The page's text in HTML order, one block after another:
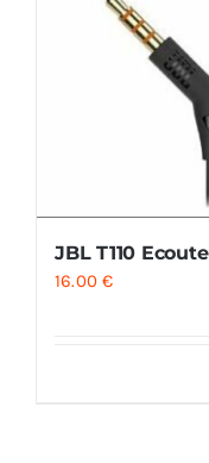
JBL T110
16.00€